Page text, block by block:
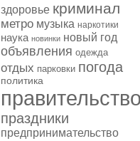
здоровье криминал
метро музыка наркотики
наука новинки новый год
объявления одежда
отдых парковки погода
политика
праздники
предпринимательство